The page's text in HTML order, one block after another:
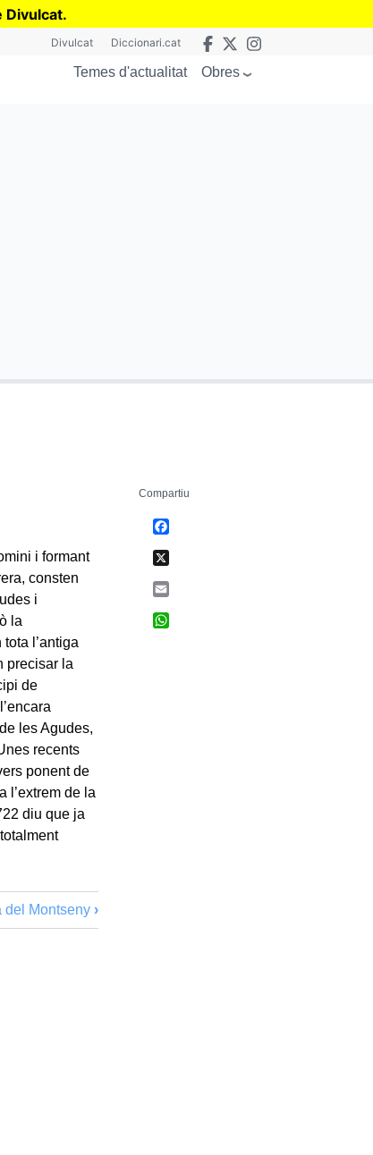
Divulcat.
Divulcat Diccionari.cat
Temes d'actualitat Obres
i formant
consten
i
la
l’antiga
precisar la
de
les Agudes,
recents
ponent de
l’extrem de la
diu que ja
del Montseny ›
Compartiu